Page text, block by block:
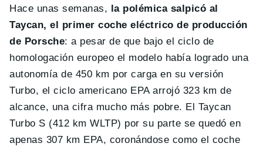
Hace unas semanas,
la polémica salpicó al
Taycan, el primer coche eléctrico de producción
de Porsche: a pesar de que bajo el ciclo de
homologación europeo el modelo había logrado una
autonomía de 450 km por carga en su versión
Turbo, el ciclo americano EPA arrojó 323 km de
alcance, una cifra mucho más pobre. El Taycan
Turbo S (412 km WLTP) por su parte se quedó en
apenas 307 km EPA, coronándose como el coche